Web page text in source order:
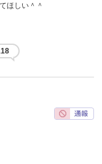
ほしい＾＾